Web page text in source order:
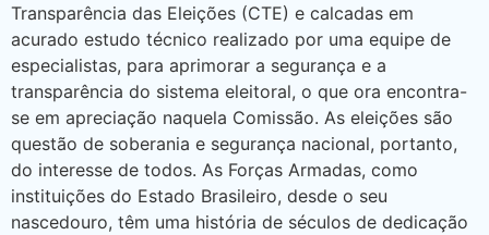
Transparência das Eleições (CTE) e calcadas em
acurado estudo técnico realizado por uma equipe de
especialistas, para aprimorar a segurança e a
transparência do sistema eleitoral, o que ora encontra-
se em apreciação naquela Comissão. As eleições são
questão de soberania e segurança nacional, portanto,
do interesse de todos. As Forças Armadas, como
instituições do Estado Brasileiro, desde o seu
nascedouro, têm uma história de séculos de dedicação